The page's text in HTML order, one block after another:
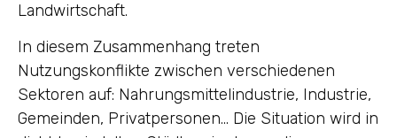
Landwirtschaft.
In diesem Zusammenhang treten
Nutzungskonflikte zwischen verschiedenen
Sektoren auf: Nahrungsmittelindustrie, Industrie,
Gemeinden, Privatpersonen… Die Situation wird in